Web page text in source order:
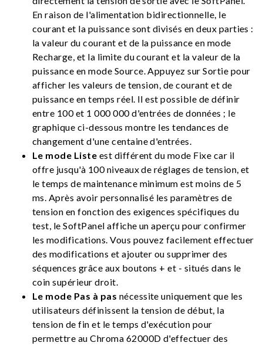
En raison de l'alimentation bidirectionnelle, le
courant et la puissance sont divisés en deux parties :
la valeur du courant et de la puissance en mode
Recharge, et la limite du courant et la valeur de la
puissance en mode Source. Appuyez sur Sortie pour
afficher les valeurs de tension, de courant et de
puissance en temps réel. Il est possible de définir
entre 100 et 1 000 000 d'entrées de données ; le
graphique ci-dessous montre les tendances de
changement d'une centaine d'entrées.
Le mode Liste est différent du mode Fixe car il
offre jusqu'à 100 niveaux de réglages de tension, et
le temps de maintenance minimum est moins de 5
ms. Après avoir personnalisé les paramètres de
tension en fonction des exigences spécifiques du
test, le SoftPanel affiche un aperçu pour confirmer
les modifications. Vous pouvez facilement effectuer
des modifications et ajouter ou supprimer des
séquences grâce aux boutons + et - situés dans le
coin supérieur droit.
Le mode Pas à pas nécessite uniquement que les
utilisateurs définissent la tension de début, la
tension de fin et le temps d'exécution pour
permettre au Chroma 62000D d'effectuer des